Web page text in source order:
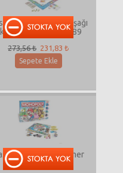
Monopoly Y Kuşağı
Oyunları E4989
273,56 ₺ 231,83 ₺
Sepete Ekle
Monopoly Gamer
C1815